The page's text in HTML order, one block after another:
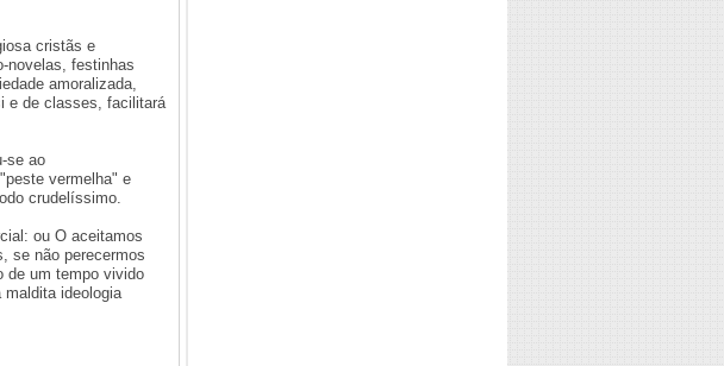
cristãs e
novelas, festinhas
amoralizada,
e de classes, facilitará
se ao
vermelha" e
crudelíssimo.
ou O aceitamos
se não perecermos
de um tempo vivido
ideologia